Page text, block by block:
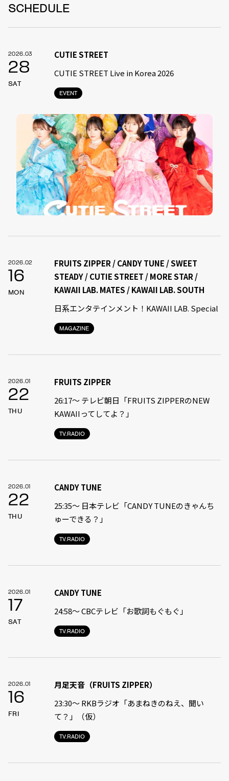
SCHEDULE
2026.03
28
SAT
EVENT
CUTIE STREET
CUTIE STREET Live in Korea 2026
2026.02
16
MON
MAGAZINE
FRUITS ZIPPER / CANDY TUNE / SWEET
STEADY / CUTIE STREET / MORE STAR /
KAWAII LAB. MATES / KAWAII LAB. SOUTH
日系エンタテインメント！KAWAII LAB. Special
2026.01
22
THU
TV.RADIO
FRUITS ZIPPER
26:17～ テレビ朝日「FRUITS ZIPPERのNEW
KAWAIIってしてよ？」
2026.01
22
THU
TV.RADIO
CANDY TUNE
25:35〜 日本テレビ「CANDY TUNEのきゃんち
ゅーできる？」
2026.01
17
SAT
TV.RADIO
CANDY TUNE
24:58〜 CBCテレビ「お歌詞もぐもぐ」
2026.01
16
FRI
TV.RADIO
月足天音（FRUITS ZIPPER）
23:30〜 RKBラジオ「あまねきのねえ、聞い
て？」（仮）